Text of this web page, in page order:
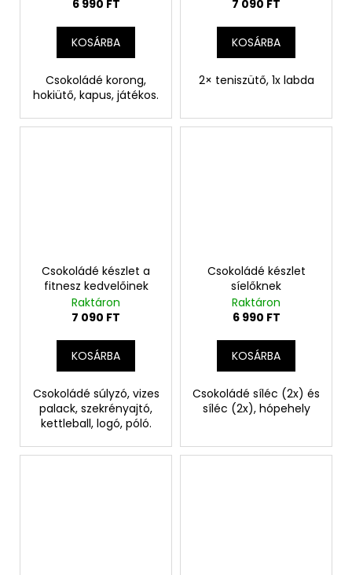
6 990 FT
KOSÁRBA
Csokoládé korong,
hokiütő, kapus, játékos.
7 090 FT
KOSÁRBA
2× teniszütő, 1x labda
Csokoládé készlet a
fitnesz kedvelőinek
Raktáron
7 090 FT
KOSÁRBA
Csokoládé súlyzó, vizes
palack, szekrényajtó,
kettleball, logó, póló.
Csokoládé készlet
síelőknek
Raktáron
6 990 FT
KOSÁRBA
Csokoládé síléc (2x) és
síléc (2x), hópehely